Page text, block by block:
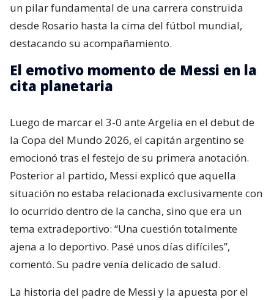
un pilar fundamental de una carrera construida
desde Rosario hasta la cima del fútbol mundial,
destacando su acompañamiento.
El emotivo momento de Messi en la
cita planetaria
Luego de marcar el 3-0 ante Argelia en el debut de
la Copa del Mundo 2026, el capitán argentino se
emocionó tras el festejo de su primera anotación.
Posterior al partido, Messi explicó que aquella
situación no estaba relacionada exclusivamente con
lo ocurrido dentro de la cancha, sino que era un
tema extradeportivo: “Una cuestión totalmente
ajena a lo deportivo. Pasé unos días difíciles”,
comentó. Su padre venía delicado de salud.
La historia del padre de Messi y la apuesta por el